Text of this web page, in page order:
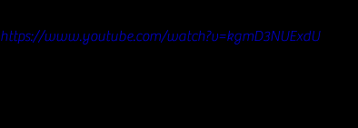
https://www.youtube.com/watch?v=kgmD3NUExdU